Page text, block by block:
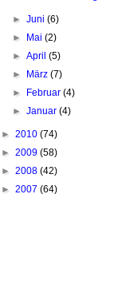
►Juni(6)
►
Mai(2)
►April(5)
►
März(7)
►
Februar(4)
►Januar(4)
► 2010 (74)
► 2009 (58)
► 2008 (42)
► 2007 (64)